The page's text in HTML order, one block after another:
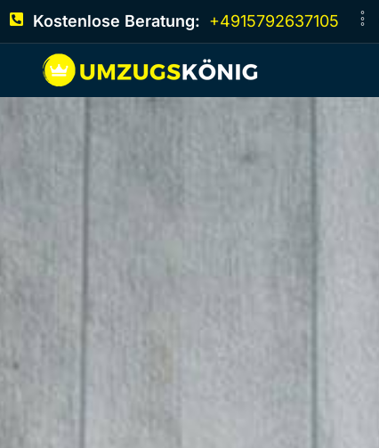
Kostenlose Beratung: +4915792637105